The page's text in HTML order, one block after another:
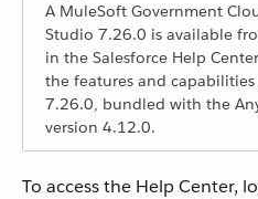
A MuleSoft Government
Studio 7.26.0 is available
in the Salesforce Help
the features and
7.26.0, bundled with the
version 4.12.0.
To access the Help Center,